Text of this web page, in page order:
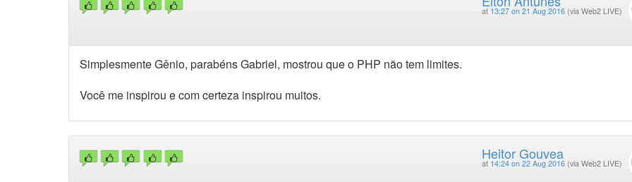
at 13:27 on 21 Aug 2016 (via Web2 LIVE)
Simplesmente Gênio, parabéns Gabriel, mostrou que o PHP não tem limites.
Você me inspirou e com certeza inspirou muitos.
Heitor Gouvea
at 14:24 on 22 Aug 2016 (via Web2 LIVE)